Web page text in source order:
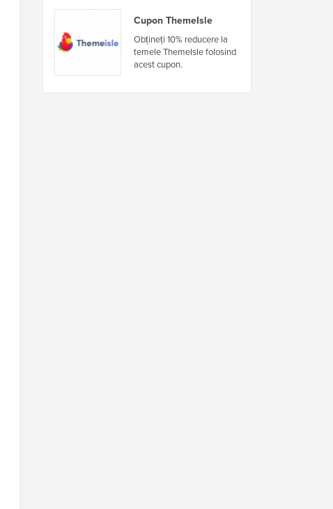
Cupon ThemeIsle
Obțineți 10% reducere la
temele ThemeIsle folosind
acest cupon.